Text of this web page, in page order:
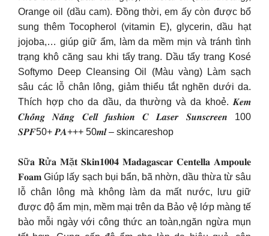
Orange oil (dầu cam). Đồng thời, em ấy còn được bổ
sung thêm Tocopherol (vitamin E), glycerin, dầu hạt
jojoba,… giúp giữ ẩm, làm da mềm mịn và tránh tình
trạng khô căng sau khi tẩy trang. Dầu tẩy trang Kosé
Softymo Deep Cleansing Oil (Màu vàng) Làm sạch
sâu các lỗ chân lông, giảm thiểu tắt nghẽn dưới da.
Thích hợp cho da dầu, da thường và da khoẻ. 𝑲𝒆𝒎
𝑪𝒉𝒐̂́𝒏𝒈 𝑵𝒂̆́𝒏𝒈 𝑪𝒆𝒍𝒍 𝒇𝒖𝒔𝒉𝒊𝒐𝒏 𝑪 𝑳𝒂𝒔𝒆𝒓 𝑺𝒖𝒏𝒔𝒄𝒓𝒆𝒆𝒏 100
𝑺𝑷𝑭50+ 𝑷𝑨+++ 50𝒎𝒍 – skincareshop
𝐒ữ𝐚 𝐑ử𝐚 𝐌ặ𝐭 𝐒𝐤𝐢𝐧𝟏𝟎𝟎𝟒 𝐌𝐚𝐝𝐚𝐠𝐚𝐬𝐜𝐚𝐫 𝐂𝐞𝐧𝐭𝐞𝐥𝐥𝐚 𝐀𝐦𝐩𝐨𝐮𝐥𝐞
𝐅𝐨𝐚𝐦 Giúp lấy sạch bụi bẩn, bã nhờn, dầu thừa từ sâu
lỗ chân lông mà không làm da mất nước, lưu giữ
được độ ẩm mịn, mềm mại trên da Bảo vệ lớp màng tế
bào mỗi ngày với công thức an toàn,ngăn ngừa mụn